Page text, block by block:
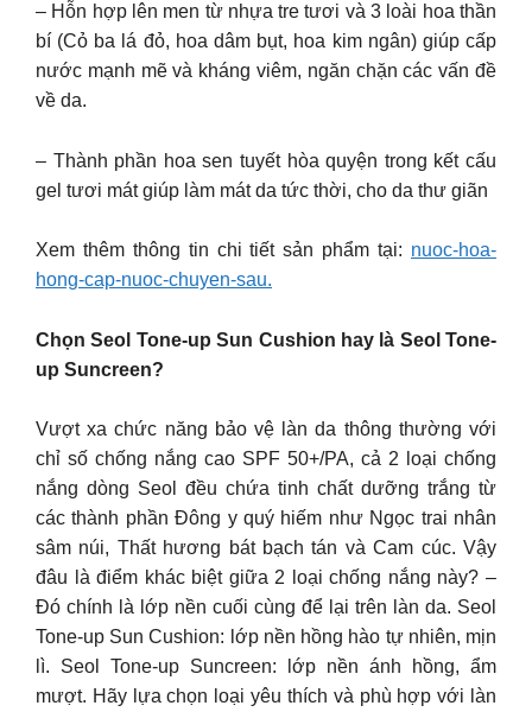
– Hỗn hợp lên men từ nhựa tre tươi và 3 loài hoa thần
bí (Cỏ ba lá đỏ, hoa dâm bụt, hoa kim ngân) giúp cấp
nước mạnh mẽ và kháng viêm, ngăn chặn các vấn đề
về da.
– Thành phần hoa sen tuyết hòa quyện trong kết cấu
gel tươi mát giúp làm mát da tức thời, cho da thư giãn ​
Xem thêm thông tin chi tiết sản phẩm tại: nuoc-hoa-
hong-cap-nuoc-chuyen-sau.
Chọn Seol Tone-up Sun Cushion hay là Seol Tone-
up Suncreen?
Vượt xa chức năng bảo vệ làn da thông thường với
chỉ số chống nắng cao SPF 50+/PA, cả 2 loại chống
nắng dòng Seol đều chứa tinh chất dưỡng trắng từ
các thành phần Đông y quý hiếm như Ngọc trai nhân
sâm núi, Thất hương bát bạch tán và Cam cúc. Vậy
đâu là điểm khác biệt giữa 2 loại chống nắng này? –
Đó chính là lớp nền cuối cùng để lại trên làn da. Seol
Tone-up Sun Cushion: lớp nền hồng hào tự nhiên, mịn
lì. Seol Tone-up Suncreen: lớp nền ánh hồng, ẩm
mượt. Hãy lựa chọn loại yêu thích và phù hợp với làn